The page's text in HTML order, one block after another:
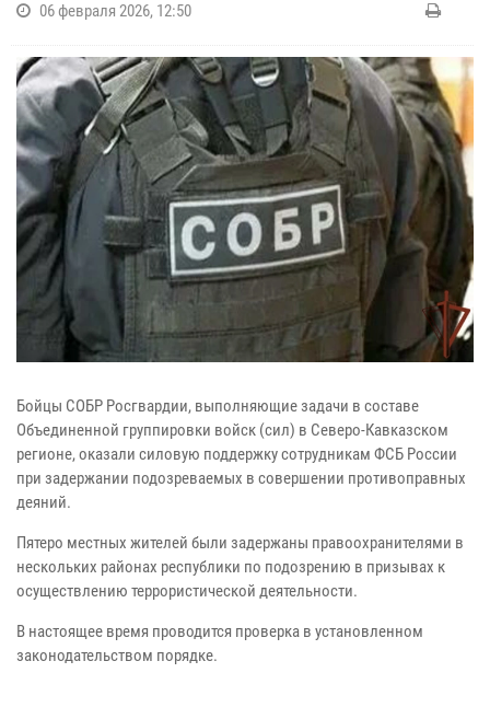
06 февраля 2026, 12:50
Бойцы СОБР Росгвардии, выполняющие задачи в составе
Объединенной группировки войск (сил) в Северо-Кавказском
регионе, оказали силовую поддержку сотрудникам ФСБ России
при задержании подозреваемых в совершении противоправных
деяний.
Пятеро местных жителей были задержаны правоохранителями в
нескольких районах республики по подозрению в призывах к
осуществлению террористической деятельности.
В настоящее время проводится проверка в установленном
законодательством порядке.